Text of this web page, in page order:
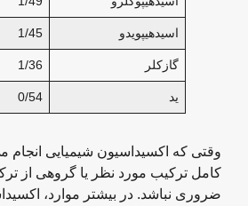
اسیدهیپویدو 1/45
گازکلر 1/36
ید 0/54
وقتی که اکسیداسیون شیمیایی انجام
کامل ترکیب مورد نظر یا گروهی از
ضروری نباشد. در بیشتر موارد،